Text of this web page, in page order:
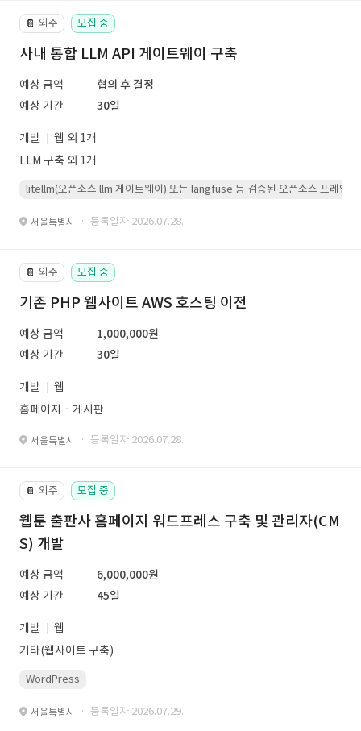
📔 외주 모집 중
사내 통합 LLM API 게이트웨이 구축
예상 금액
협의 후 결정
예상 기간
30일
개발
웹 외 1개
LLM 구축 외 1개
litellm(오픈소스 llm 게이트웨이) 또는 langfuse 등 검증된 오픈소스 프레임워
서울특별시 · 등록일자 2026.07.28.
📔 외주 모집 중
기존 PHP 웹사이트 AWS 호스팅 이전
예상 금액
1,000,000원
예상 기간
30일
개발
웹
홈페이지ㆍ게시판
서울특별시 · 등록일자 2026.07.28.
📔 외주 모집 중
웹툰 출판사 홈페이지 워드프레스 구축 및 관리자(CM
S) 개발
예상 금액
6,000,000원
예상 기간
45일
개발
웹
기타(웹사이트 구축)
WordPress
서울특별시 · 등록일자 2026.07.29.